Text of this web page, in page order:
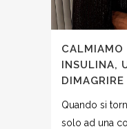
CALMIAMO
INSULINA,
DIMAGRIRE
Quando si
solo ad una